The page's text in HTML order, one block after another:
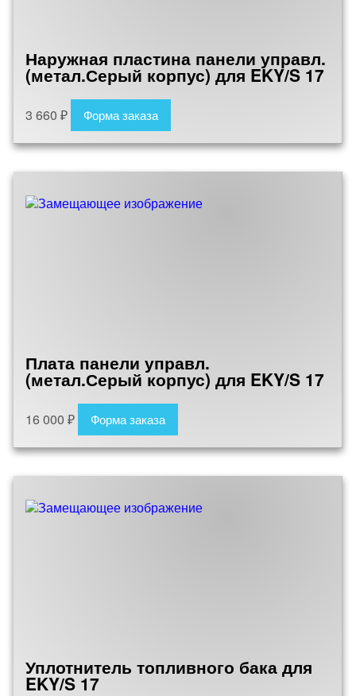
Наружная пластина панели управл.
(метал.Серый корпус) для EKY/S 17
3 660₽ Форма заказа
Плата панели управл.
(метал.Серый корпус) для EKY/S 17
16 000₽ Форма заказа
Уплотнитель топливного бака для
EKY/S 17